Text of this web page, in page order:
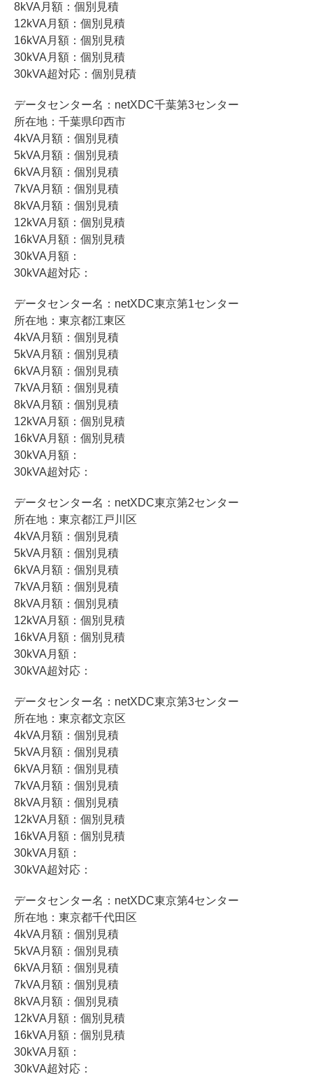
8kVA月額：個別見積
12kVA月額：個別見積
16kVA月額：個別見積
30kVA月額：個別見積
30kVA超対応：個別見積
データセンター名：netXDC千葉第3センター
所在地：千葉県印西市
4kVA月額：個別見積
5kVA月額：個別見積
6kVA月額：個別見積
7kVA月額：個別見積
8kVA月額：個別見積
12kVA月額：個別見積
16kVA月額：個別見積
30kVA月額：
30kVA超対応：
データセンター名：netXDC東京第1センター
所在地：東京都江東区
4kVA月額：個別見積
5kVA月額：個別見積
6kVA月額：個別見積
7kVA月額：個別見積
8kVA月額：個別見積
12kVA月額：個別見積
16kVA月額：個別見積
30kVA月額：
30kVA超対応：
データセンター名：netXDC東京第2センター
所在地：東京都江戸川区
4kVA月額：個別見積
5kVA月額：個別見積
6kVA月額：個別見積
7kVA月額：個別見積
8kVA月額：個別見積
12kVA月額：個別見積
16kVA月額：個別見積
30kVA月額：
30kVA超対応：
データセンター名：netXDC東京第3センター
所在地：東京都文京区
4kVA月額：個別見積
5kVA月額：個別見積
6kVA月額：個別見積
7kVA月額：個別見積
8kVA月額：個別見積
12kVA月額：個別見積
16kVA月額：個別見積
30kVA月額：
30kVA超対応：
データセンター名：netXDC東京第4センター
所在地：東京都千代田区
4kVA月額：個別見積
5kVA月額：個別見積
6kVA月額：個別見積
7kVA月額：個別見積
8kVA月額：個別見積
12kVA月額：個別見積
16kVA月額：個別見積
30kVA月額：
30kVA超対応：